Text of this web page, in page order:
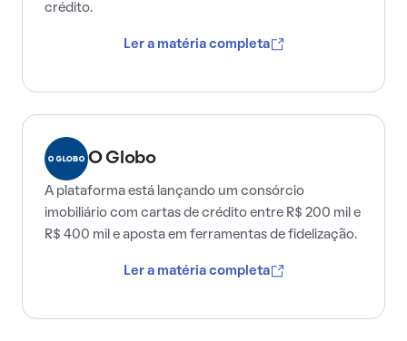
crédito.
Ler a matéria completa
O Globo
A plataforma está lançando um consórcio
imobiliário com cartas de crédito entre R$ 200 mil e
R$ 400 mil e aposta em ferramentas de fidelização.
Ler a matéria completa